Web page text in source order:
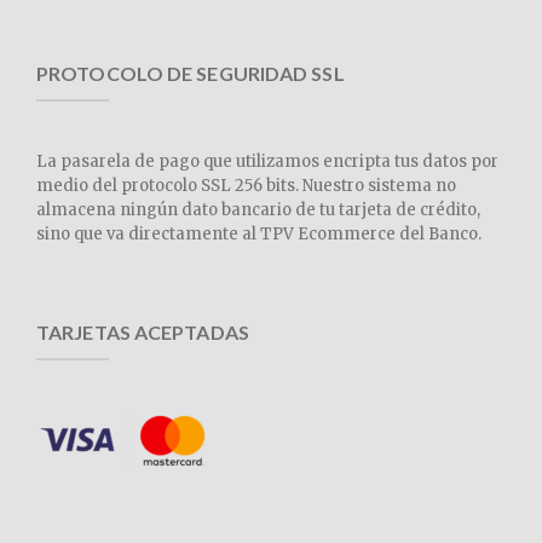
PROTOCOLO DE SEGURIDAD SSL
La pasarela de pago que utilizamos encripta tus datos por
medio del protocolo SSL 256 bits. Nuestro sistema no
almacena ningún dato bancario de tu tarjeta de crédito,
sino que va directamente al TPV Ecommerce del Banco.
TARJETAS ACEPTADAS